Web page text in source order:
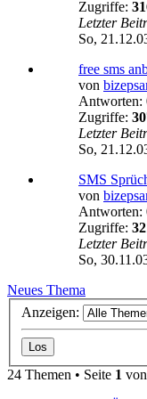
Zugriffe:
Letzter
So,
free sms
von
Antworten:
Zugriffe:
Letzter
So,
SMS
von
Antworten:
Zugriffe:
Letzter
So,
Neues Thema
Anzeigen:
24 Themen • Seite 1 von